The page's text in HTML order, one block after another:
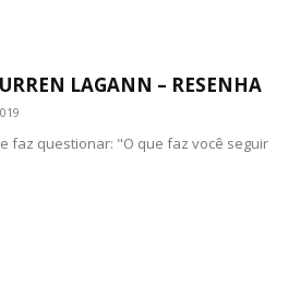
LAGANN – RESENHA
faz questionar: "O que faz você seguir